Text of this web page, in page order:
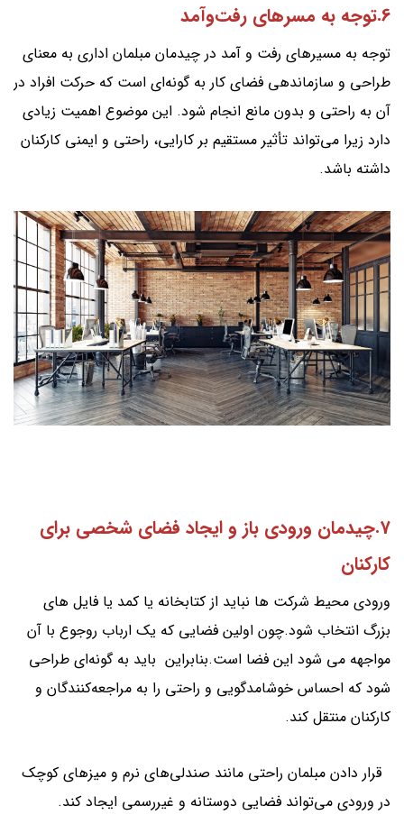
6.توجه به مسرهای رفت‌وآمد
توجه به مسیرهای رفت و آمد در چیدمان مبلمان اداری به معنای
طراحی و سازماندهی فضای کار به گونه‌ای است که حرکت افراد در
آن به راحتی و بدون مانع انجام شود. این موضوع اهمیت زیادی
دارد زیرا می‌تواند تأثیر مستقیم بر کارایی، راحتی و ایمنی کارکنان
داشته باشد.
7.چیدمان ورودی باز و ایجاد فضای شخصی برای
کارکنان
ورودی محیط شرکت ها نباید از کتابخانه یا کمد یا فایل های
بزرگ انتخاب شود.چون اولین فضایی که یک ارباب روجوع با آن
مواجهه می شود این فضا است.بنابراین باید به گونه‌ای طراحی
شود که احساس خوشامدگویی و راحتی را به مراجعه‌کنندگان و
کارکنان منتقل کند.
قرار دادن مبلمان راحتی مانند صندلی‌های نرم و میزهای کوچک
در ورودی می‌تواند فضایی دوستانه و غیررسمی ایجاد کند.